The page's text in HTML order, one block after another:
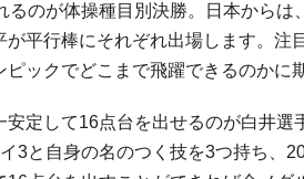
るのが体操種目別決勝。日本から
が平行棒にそれぞれ出場します。注
ピックでどこまで飛躍できるのかに
安定して16点台を出せるのが白井選
3と自身の名のつく技を3つ持ち、